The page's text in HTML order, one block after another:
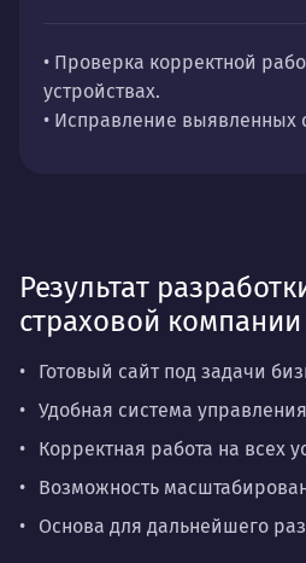
• Проверка корректной
устройствах.
• Исправление выявленных
Результат
страховой компании
Готовый сайт под задачи
Удобная система
Корректная работа на всех
Возможность
Основа для дальнейшего